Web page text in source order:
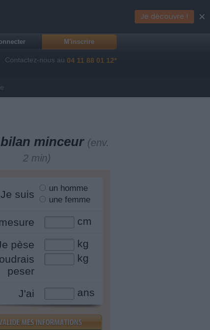
M'inscrire
Contactez-nous au 04 11 88 01 12*
minceur (env.
2 min)
Je suis
un homme
une femme
cm
pèse
kg
peser
kg
J'ai ans
Je découvre ! ×